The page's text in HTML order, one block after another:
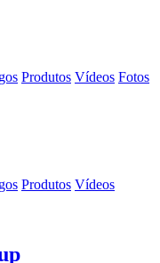
Produtos Vídeos Fotos
Produtos Vídeos